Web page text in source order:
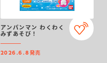
アンパンマン わくわく
みずあそび！
2026.6.8発売